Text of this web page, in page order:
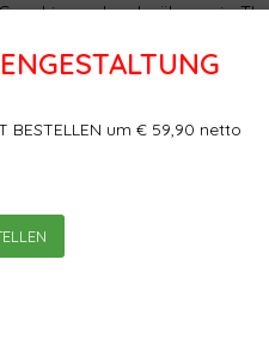
um € 59,90 netto
oder darüber, wie
Probleme und
Hilfreiches darüber, wie
wenn sie uns mit ihren
Situationen ist, dass wir
Furman ist ein Versuch,